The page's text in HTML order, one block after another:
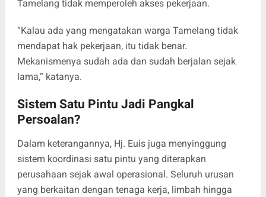
Tamelang tidak memperoleh akses pekerjaan.
“Kalau ada yang mengatakan warga Tamelang tidak
mendapat hak pekerjaan, itu tidak benar.
Mekanismenya sudah ada dan sudah berjalan sejak
lama,” katanya.
Sistem Satu Pintu Jadi Pangkal
Persoalan?
Dalam keterangannya, Hj. Euis juga menyinggung
sistem koordinasi satu pintu yang diterapkan
perusahaan sejak awal operasional. Seluruh urusan
yang berkaitan dengan tenaga kerja, limbah hingga